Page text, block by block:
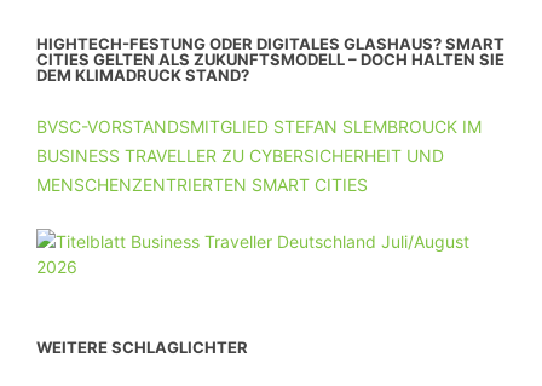
HIGHTECH-FESTUNG ODER DIGITALES GLASHAUS? SMART
CITIES GELTEN ALS ZUKUNFTSMODELL – DOCH HALTEN SIE
DEM KLIMADRUCK STAND?
BVSC-VORSTANDSMITGLIED STEFAN SLEMBROUCK IM
BUSINESS TRAVELLER ZU CYBERSICHERHEIT UND
MENSCHENZENTRIERTEN SMART CITIES
WEITERE SCHLAGLICHTER